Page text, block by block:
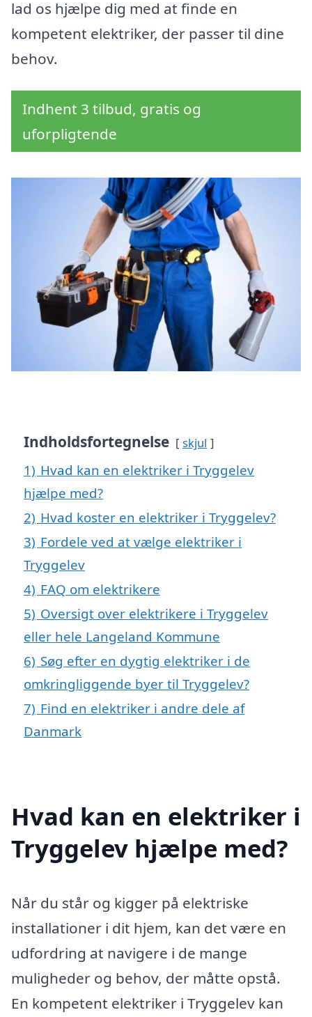
lad os hjælpe dig med at finde en
kompetent elektriker, der passer til dine
behov.
Indhent 3 tilbud, gratis og
uforpligtende
Indholdsfortegnelse skjul
1) Hvad kan en elektriker i Tryggelev
hjælpe med?
2) Hvad koster en elektriker i Tryggelev?
3) Fordele ved at vælge elektriker i
Tryggelev
4) FAQ om elektrikere
5) Oversigt over elektrikere i Tryggelev
eller hele Langeland Kommune
6) Søg efter en dygtig elektriker i de
omkringliggende byer til Tryggelev?
7) Find en elektriker i andre dele af
Danmark
Hvad kan en elektriker i
Tryggelev hjælpe med?
Når du står og kigger på elektriske
installationer i dit hjem, kan det være en
udfordring at navigere i de mange
muligheder og behov, der måtte opstå.
En kompetent elektriker i Tryggelev kan